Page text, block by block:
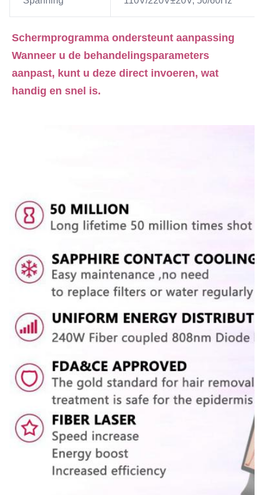
Schermprogramma ondersteunt aanpassing
Wanneer u de behandelingsparameters
aanpast, kunt u deze direct invoeren, wat
handig en snel is.